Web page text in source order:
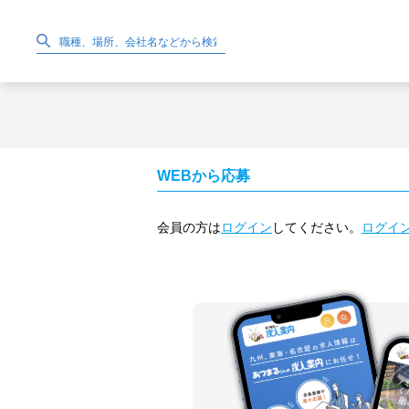
WEBから応募
会員の方はログイン してください。 ログイ